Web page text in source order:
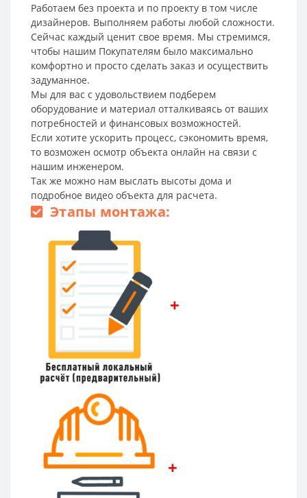
Работаем без проекта и по проекту в том числе
дизайнеров. Выполняем работы любой сложности.
Сейчас каждый ценит свое время. Мы стремимся,
чтобы нашим Покупателям было максимально
комфортно и просто сделать заказ и осуществить
задуманное.
Мы для вас с удовольствием подберем
оборудование и материал отталкиваясь от ваших
потребностей и финансовых возможностей.
Если хотите ускорить процесс, сэкономить время,
то возможен осмотр объекта онлайн на связи с
нашим инженером.
Так же можно нам выслать высоты дома и
подробное видео объекта для расчета.
Этапы монтажа:
+
+